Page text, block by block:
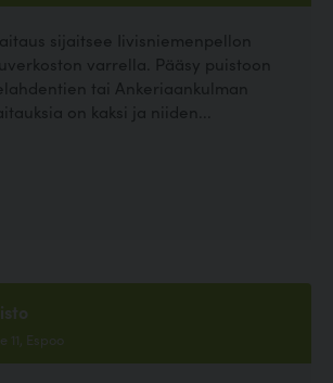
sijaitsee Iivisniemenpellon
varrella. Pääsy puistoon
tai Ankeriaankulman
on kaksi ja niiden...
11, Espoo